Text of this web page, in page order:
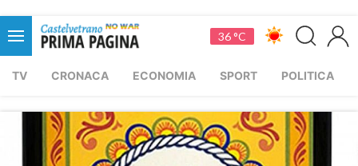
36 °C
TV CRONACA ECONOMIA SPORT POLITICA